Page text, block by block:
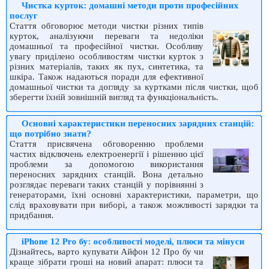
Чистка курток: домашні методи проти професійних
послуг
Стаття обговорює методи чистки різних типів
курток, аналізуючи переваги та недоліки
домашньої та професійної чистки. Особливу
увагу приділено особливостям чистки курток з
різних матеріалів, таких як пух, синтетика, та
шкіра. Також надаються поради для ефективної
домашньої чистки та догляду за куртками після чистки, щоб
зберегти їхній зовнішній вигляд та функціональність.
Основні характеристики переносних зарядних станцій:
що потрібно знати?
Стаття присвячена обговоренню проблеми
частих відключень електроенергії і рішенню цієї
проблеми за допомогою використання
переносних зарядних станцій. Вона детально
розглядає переваги таких станцій у порівнянні з
генераторами, їхні основні характеристики, параметри, що
слід враховувати при виборі, а також можливості зарядки та
придбання.
iPhone 12 Pro бу: особливості моделі, плюси та мінуси
Дізнайтесь, варто купувати Айфон 12 Про бу чи
краще зібрати гроші на новий апарат: плюси та